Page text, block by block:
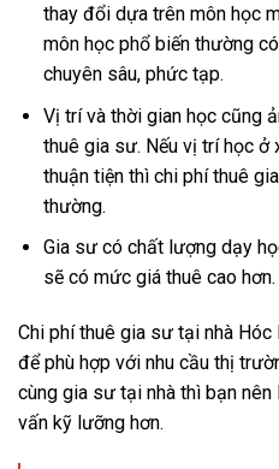
thay đổi dựa trên môn học
môn học phổ biến thường
chuyên sâu, phức tạp.
Vị trí và thời gian học cũng
thuê gia sư. Nếu vị trí học ở
thuận tiện thì chi phí thuê
thường.
Gia sư có chất lượng dạy
sẽ có mức giá thuê cao hơn.
Chi phí thuê gia sư tại nhà
để phù hợp với nhu cầu thị
cùng gia sư tại nhà thì bạn
vấn kỹ lưỡng hơn.